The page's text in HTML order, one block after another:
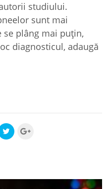
studiului.
sunt mai
se plâng mai puțin,
diagnosticul, adaugă